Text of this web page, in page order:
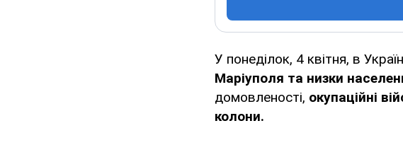
У понеділок, 4 квітня, в
Маріуполя та низки
домовленості, окупаційні
колони.